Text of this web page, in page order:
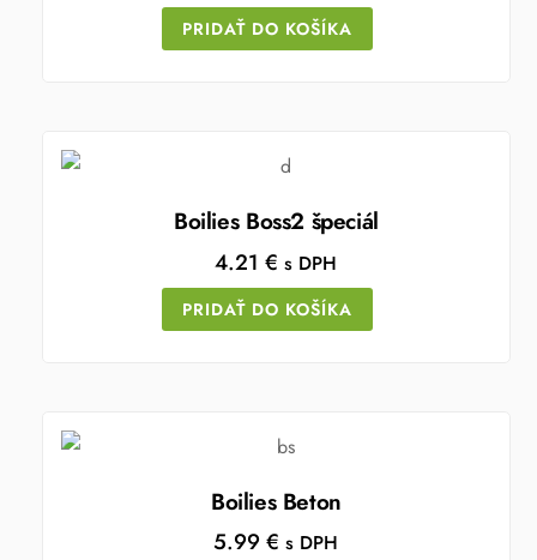
PRIDAŤ DO KOŠÍKA
Boilies Boss2 špeciál
4.21€ s DPH
PRIDAŤ DO KOŠÍKA
Boilies Beton
5.99€ s DPH